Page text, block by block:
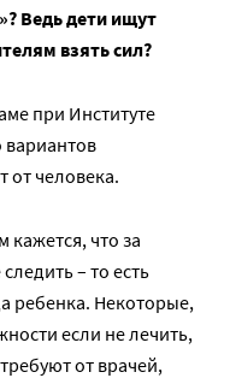
Ведь дети ищут
взять сил?
при Институте
вариантов
от человека.
кажется, что за
– то есть
ребенка. Некоторые,
если не лечить,
от врачей,